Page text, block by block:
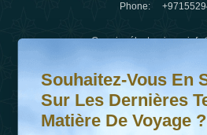
Phone:
Courrier électronique:
WhatsApp N°
Souhaitez-vous en savoir plus
Abonnez-vous à notre
Souhaitez-Vous En
Sur Les Dernières
Matière De Voyage ?